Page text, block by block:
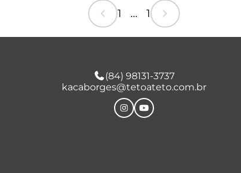
chevron_left 1 ... 1 chevron_right
(84) 98131-3737
kacaborges@tetoateto.com.br